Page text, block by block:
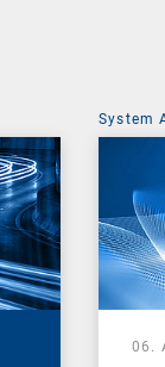
System
06.